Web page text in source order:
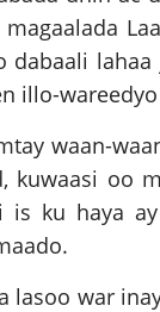
illo-
waan-
kuwaasi oo
is ku haya
lasoo war